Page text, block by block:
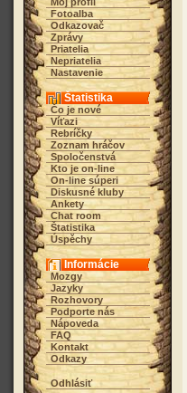
Fotoalba
Odkazovač
Zprávy
Priatelia
Nepriatelia
Nastavenie
Štatistika
Čo je nové
Víťazi
Rebríčky
Zoznam hráčov
Spoločenstvá
Kto je on-line
On-line súperi
Diskusné kluby
Ankety
Chat room
Štatistika
Úspěchy
Informácie
Mozgy
Jazyky
Rozhovory
Podporte nás
Nápoveda
FAQ
Kontakt
Odkazy
Odhlásiť